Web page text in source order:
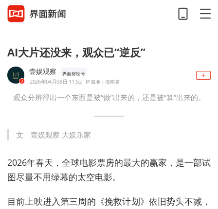
AI大片还没来，观众已“逆反”
壹娱观察 界面财经号
2026年04月08日 11:52 IP属地：海南省
观众分辨得出一个东西是被“做”出来的，还是被“算”出来的。
文｜壹娱观察 大娱乐家
2026年春天，全球电影票房的最大的赢家，是一部试
图尽量不用绿幕的太空电影。
目前上映进入第三周的《挽救计划》依旧势头不减，